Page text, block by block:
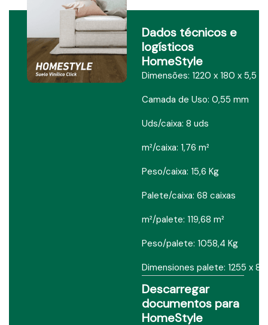
Dados técnicos e
logísticos
HomeStyle
Dimensões: 1220 x 180 x 5,5
Camada de Uso: 0,55 mm
Uds/caixa: 8 uds
m²/caixa: 1,76 m²
Peso/caixa: 15,6 Kg
Palete/caixa: 68 caixas
m²/palete: 119,68 m²
Peso/palete: 1058,4 Kg
Dimensiones palete: 1255 x
Descarregar
documentos para
HomeStyle